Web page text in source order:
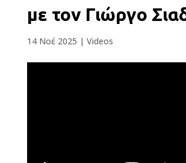
με τον Γιώργο
14 Νοέ 2025 | Videos